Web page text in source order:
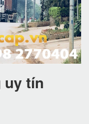
uy tín